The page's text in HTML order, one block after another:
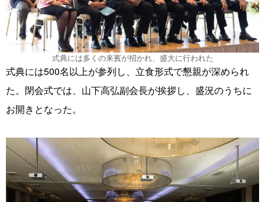
式典には多くの来賓が招かれ、盛大に行われた
式典には500名以上が参列し、立食形式で懇親が深められ
た。閉会式では、山下高弘副会長が挨拶し、盛況のうちに
お開きとなった。